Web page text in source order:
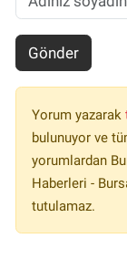
Gönder
Yorum yazarak
bulunuyor ve
yorumlardan
Haberleri -
tutulamaz.